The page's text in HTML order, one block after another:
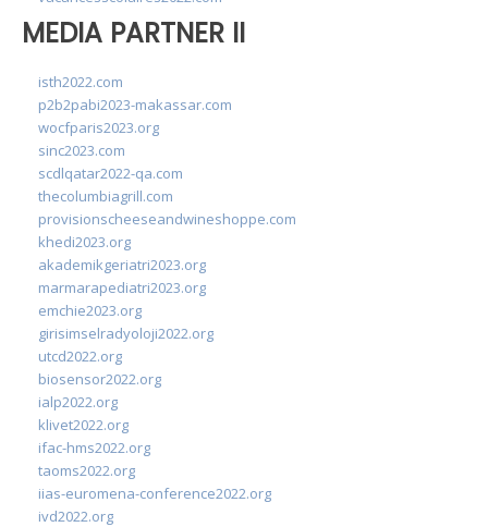
MEDIA PARTNER II
isth2022.com
p2b2pabi2023-makassar.com
wocfparis2023.org
sinc2023.com
scdlqatar2022-qa.com
thecolumbiagrill.com
provisionscheeseandwineshoppe.com
khedi2023.org
akademikgeriatri2023.org
marmarapediatri2023.org
emchie2023.org
girisimselradyoloji2022.org
utcd2022.org
biosensor2022.org
ialp2022.org
klivet2022.org
ifac-hms2022.org
taoms2022.org
iias-euromena-conference2022.org
ivd2022.org